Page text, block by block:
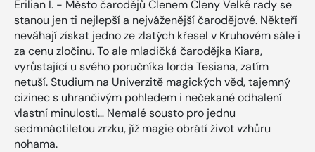
Erilian I. - Město čarodějů Členem Členy Velké rady se
stanou jen ti nejlepší a nejváženější čarodějové. Někteří
neváhají získat jedno ze zlatých křesel v Kruhovém sále i
za cenu zločinu. To ale mladičká čarodějka Kiara,
vyrůstající u svého poručníka lorda Tesiana, zatím
netuší. Studium na Univerzitě magických věd, tajemný
cizinec s uhrančivým pohledem i nečekané odhalení
vlastní minulosti… Nemalé sousto pro jednu
sedmnáctiletou zrzku, jíž magie obrátí život vzhůru
nohama.